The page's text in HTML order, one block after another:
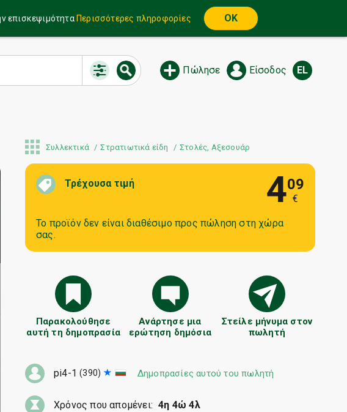
επισκεψιμότητα Περισσότερες πληροφορίες OK
Πώλησε Είσοδος EL
Συλλεκτικά Στρατιωτικά είδη Στολές, Αξεσουάρ
Τρέχουσα τιμή 409
€
Το προϊόν δεν είναι διαθέσιμο προς πώληση στη χώρα
σας.
Παρακολούθησε
αυτή τη δημοπρασία
Ανάρτησε μια
ερώτηση δημόσια
Στείλε μήνυμα στον
πωλητή
pi4-1 (390) Δημοπρασίες αυτού του πωλητή
Χρόνος που απομένει: 4η 4ώ 4λ